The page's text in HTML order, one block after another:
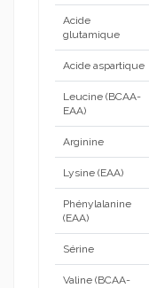
Acide
glutamique
Acide aspartique
Leucine (BCAA-
EAA)
Arginine
Lysine (EAA)
Phénylalanine
(EAA)
Sérine
Valine (BCAA-